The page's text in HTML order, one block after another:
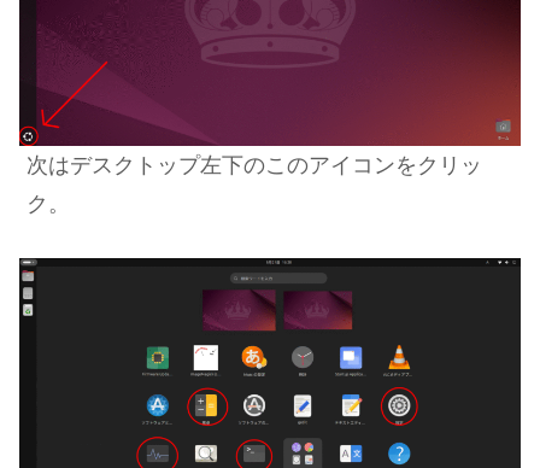
次はデスクトップ左下のこのアイコンをクリッ
ク。